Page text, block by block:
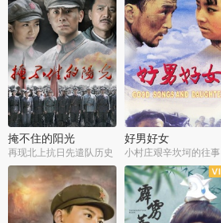
掩不住的阳光
再现北上抗日先遣队历史
好男好女
小村庄艰辛坎坷的往事
全37集
全40集